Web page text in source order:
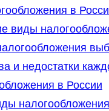
в
виды
и недостатки
в России